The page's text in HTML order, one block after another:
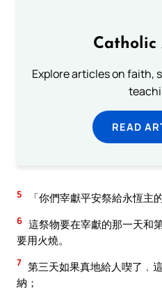
Catholic
Explore articles on faith,
READ
5 「你們宰獻平安祭給永恆主
6 這祭物要在宰獻的那一天和
要用火燒。
7 第三天如果真地給人喫了﹐
納；